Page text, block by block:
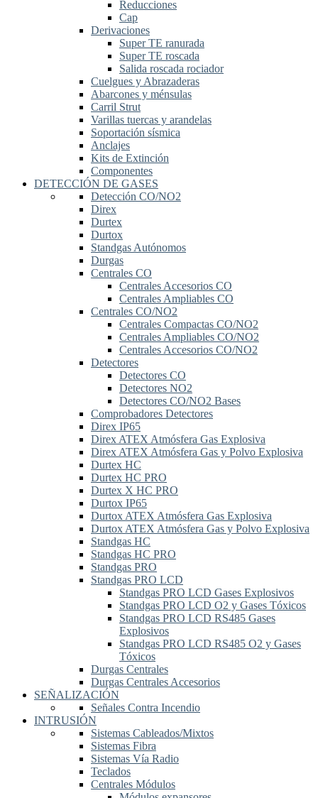
Reducciones
Cap
Derivaciones
Super TE ranurada
Super TE roscada
Salida roscada rociador
Cuelgues y Abrazaderas
Abarcones y ménsulas
Carril Strut
Varillas tuercas y arandelas
Soportación sísmica
Anclajes
Kits de Extinción
Componentes
DETECCIÓN DE GASES
Detección CO/NO2
Direx
Durtex
Durtox
Standgas Autónomos
Durgas
Centrales CO
Centrales Accesorios CO
Centrales Ampliables CO
Centrales CO/NO2
Centrales Compactas CO/NO2
Centrales Ampliables CO/NO2
Centrales Accesorios CO/NO2
Detectores
Detectores CO
Detectores NO2
Detectores CO/NO2 Bases
Comprobadores Detectores
Direx IP65
Direx ATEX Atmósfera Gas Explosiva
Direx ATEX Atmósfera Gas y Polvo Explosiva
Durtex HC
Durtex HC PRO
Durtex X HC PRO
Durtox IP65
Durtox ATEX Atmósfera Gas Explosiva
Durtox ATEX Atmósfera Gas y Polvo Explosiva
Standgas HC
Standgas HC PRO
Standgas PRO
Standgas PRO LCD
Standgas PRO LCD Gases Explosivos
Standgas PRO LCD O2 y Gases Tóxicos
Standgas PRO LCD RS485 Gases
Explosivos
Standgas PRO LCD RS485 O2 y Gases
Tóxicos
Durgas Centrales
Durgas Centrales Accesorios
SEÑALIZACIÓN
Señales Contra Incendio
INTRUSIÓN
Sistemas Cableados/Mixtos
Sistemas Fibra
Sistemas Vía Radio
Teclados
Centrales Módulos